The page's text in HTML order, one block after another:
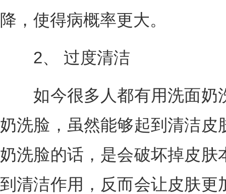
降，使得病概率更大。
2、 过度清洁
如今很多人都有用洗面奶
奶洗脸，虽然能够起到清洁
奶洗脸的话，是会破坏掉皮
到清洁作用，反而会让皮肤